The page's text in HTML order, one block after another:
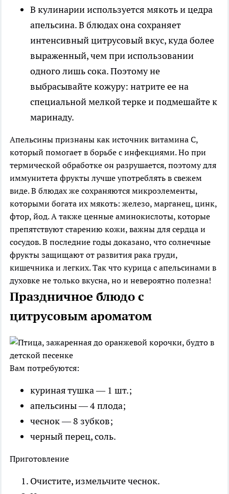
В кулинарии используется мякоть и цедра
апельсина. В блюдах она сохраняет
интенсивный цитрусовый вкус, куда более
выраженный, чем при использовании
одного лишь сока. Поэтому не
выбрасывайте кожуру: натрите ее на
специальной мелкой терке и подмешайте к
маринаду.
Апельсины признаны как источник витамина С,
который помогает в борьбе с инфекциями. Но при
термической обработке он разрушается, поэтому для
иммунитета фрукты лучше употреблять в свежем
виде. В блюдах же сохраняются микроэлементы,
которыми богата их мякоть: железо, марганец, цинк,
фтор, йод. А также ценные аминокислоты, которые
препятствуют старению кожи, важны для сердца и
сосудов. В последние годы доказано, что солнечные
фрукты защищают от развития рака груди,
кишечника и легких. Так что курица с апельсинами в
духовке не только вкусна, но и невероятно полезна!
Праздничное блюдо с
цитрусовым ароматом
Вам потребуются:
куриная тушка — 1 шт.;
апельсины — 4 плода;
чеснок — 8 зубков;
черный перец, соль.
Приготовление
Очистите, измельчите чеснок.